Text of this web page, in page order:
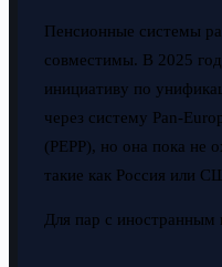
Пенсионные системы
совместимы. В 2025
инициативу по
через систему Pan-
(PEPP), но она пока не
такие как Россия или
Для пар с иностранным